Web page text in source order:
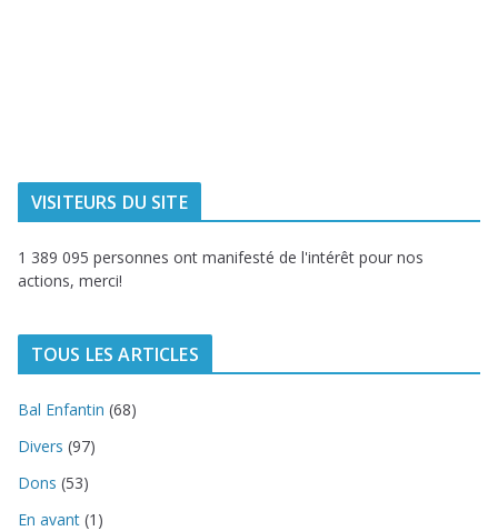
VISITEURS DU SITE
1 389 095 personnes ont manifesté de l'intérêt pour nos
actions, merci!
TOUS LES ARTICLES
Bal Enfantin (68)
Divers (97)
Dons (53)
En avant (1)